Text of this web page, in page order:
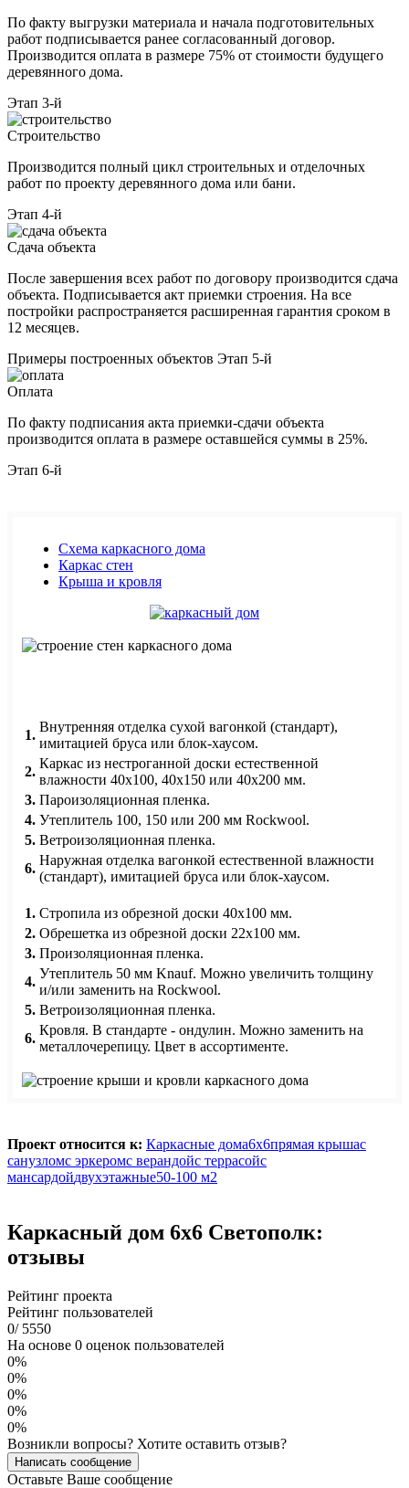
По факту выгрузки материала и начала подготовительных
работ подписывается ранее согласованный договор.
Производится оплата в размере 75% от стоимости будущего
деревянного дома.
Этап 3-й
Строительство
Производится полный цикл строительных и отделочных
работ по проекту деревянного дома или бани.
Этап 4-й
Сдача объекта
После завершения всех работ по договору производится сдача
объекта. Подписывается акт приемки строения. На все
постройки распространяется расширенная гарантия сроком в
12 месяцев.
Примеры построенных объектов Этап 5-й
Оплата
По факту подписания акта приемки-сдачи объекта
производится оплата в размере оставшейся суммы в 25%.
Этап 6-й
Схема каркасного дома
Каркас стен
Крыша и кровля
1.
Внутренняя отделка сухой вагонкой (стандарт),
имитацией бруса или блок-хаусом.
2.
Каркас из нестроганной доски естественной
влажности 40х100, 40х150 или 40х200 мм.
3. Пароизоляционная пленка.
4. Утеплитель 100, 150 или 200 мм Rockwool.
5. Ветроизоляционная пленка.
6.
Наружная отделка вагонкой естественной влажности
(стандарт), имитацией бруса или блок-хаусом.
1. Стропила из обрезной доски 40х100 мм.
2. Обрешетка из обрезной доски 22х100 мм.
3. Произоляционная пленка.
4.
Утеплитель 50 мм Knauf. Можно увеличить толщину
и/или заменить на Rockwool.
5. Ветроизоляционная пленка.
6.
Кровля. В стандарте - ондулин. Можно заменить на
металлочерепицу. Цвет в ассортименте.
Проект относится к: Каркасные дома6х6прямая крышас
санузломс эркеромс верандойс террасойс
мансардойдвухэтажные50-100 м2
Каркасный дом 6х6 Светополк:
отзывы
Рейтинг проекта
Рейтинг пользователей
0/5550
На основе 0 оценок пользователей
0%
0%
0%
0%
0%
Возникли вопросы? Хотите оставить отзыв?
Написать сообщение
Оставьте Ваше сообщение